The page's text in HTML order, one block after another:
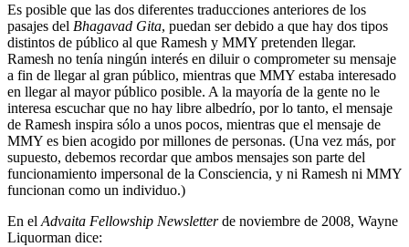
Es posible que las dos diferentes traducciones anteriores de los
pasajes del Bhagavad Gita, puedan ser debido a que hay dos tipos
distintos de público al que Ramesh y MMY pretenden llegar.
Ramesh no tenía ningún interés en diluir o comprometer su mensaje
a fin de llegar al gran público, mientras que MMY estaba interesado
en llegar al mayor público posible. A la mayoría de la gente no le
interesa escuchar que no hay libre albedrío, por lo tanto, el mensaje
de Ramesh inspira sólo a unos pocos, mientras que el mensaje de
MMY es bien acogido por millones de personas. (Una vez más, por
supuesto, debemos recordar que ambos mensajes son parte del
funcionamiento impersonal de la Consciencia, y ni Ramesh ni MMY
funcionan como un individuo.)
En el Advaita Fellowship Newsletterde noviembre de 2008, Wayne
Liquorman dice: